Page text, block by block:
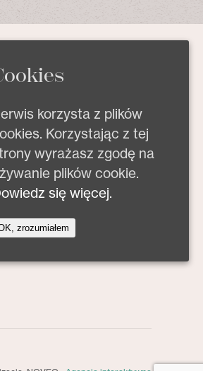
korzysta z plików
Korzystając z tej
wyrażasz zgodę na
plików cookie.
się więcej.
zrozumiałem